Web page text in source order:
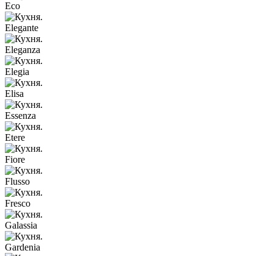
Eco
Elegante
Eleganza
Elegia
Elisa
Essenza
Etere
Fiore
Flusso
Fresco
Galassia
Gardenia